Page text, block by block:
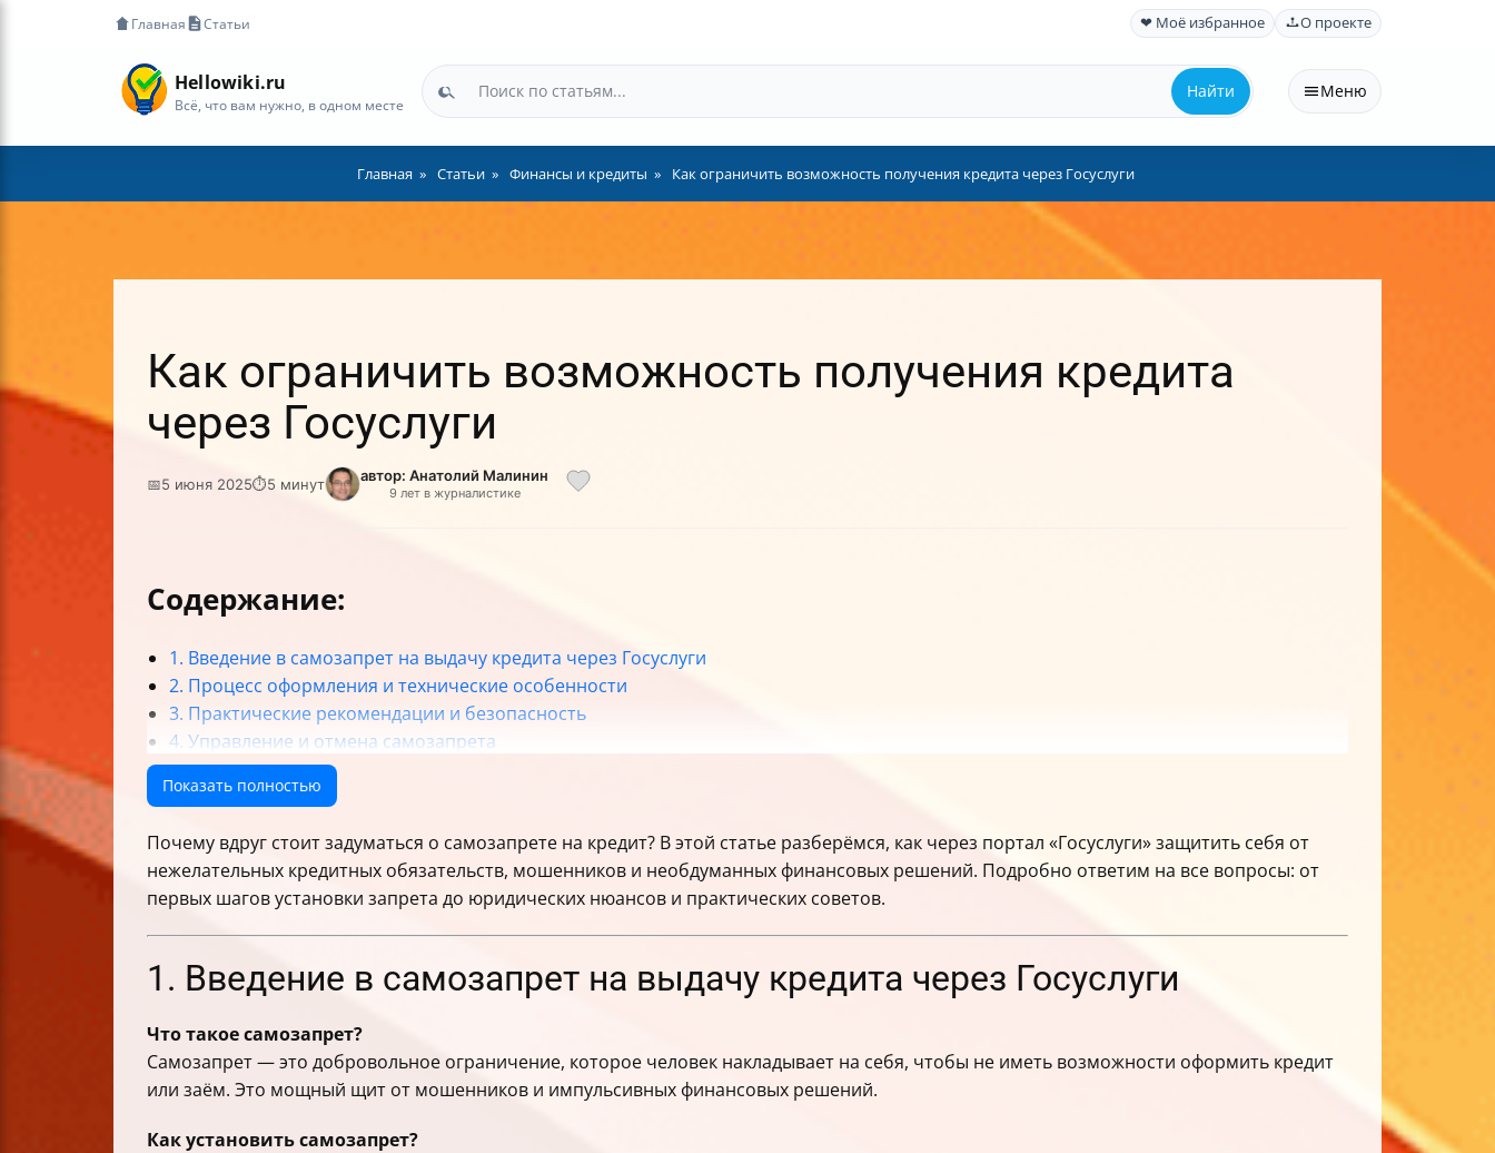
Главная Статьи ❤ Моё избранное О проекте
Hellowiki.ru
Всё, что вам нужно, в одном месте
Найти Меню
Главная Статьи Финансы и кредиты Как ограничить возможность получения кредита через Госуслуги
Как ограничить возможность получения кредита
через Госуслуги
📅5 июня 2025⏱5 минут автор: Анатолий Малинин
9 лет в журналистике
Содержание:
1. Введение в самозапрет на выдачу кредита через Госуслуги
2. Процесс оформления и технические особенности
3. Практические рекомендации и безопасность
4. Управление и отмена самозапрета
5. Юридические аспекты и ответственность кредиторов
6. Дополнительные советы и возможные сложности
Показать полностью
Почему вдруг стоит задуматься о самозапрете на кредит? В этой статье разберёмся, как через портал «Госуслуги» защитить себя от
нежелательных кредитных обязательств, мошенников и необдуманных финансовых решений. Подробно ответим на все вопросы: от
первых шагов установки запрета до юридических нюансов и практических советов.
1. Введение в самозапрет на выдачу кредита через Госуслуги
Что такое самозапрет?
Самозапрет — это добровольное ограничение, которое человек накладывает на себя, чтобы не иметь возможности оформить кредит
или заём. Это мощный щит от мошенников и импульсивных финансовых решений.
Как установить самозапрет?